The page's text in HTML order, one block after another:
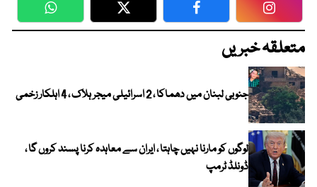
WhatsApp Twitter Facebook
متعلقہ خبریں
جنوبی لبنان میں دھماکا ، 2 اسرائیلی میجر ہلاک ، 4 اہلکار زخمی
لوگوں کو مارنا نہیں چاہتا ، ایران سے معاہدہ کرنا پسند کروں گا ،
ڈونلڈ ٹرمپ